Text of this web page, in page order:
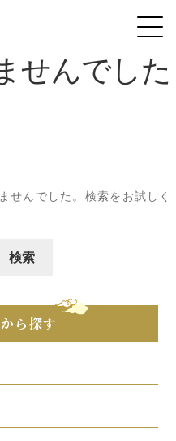
せんでした
せんでした。検索をお試しく
ら探す